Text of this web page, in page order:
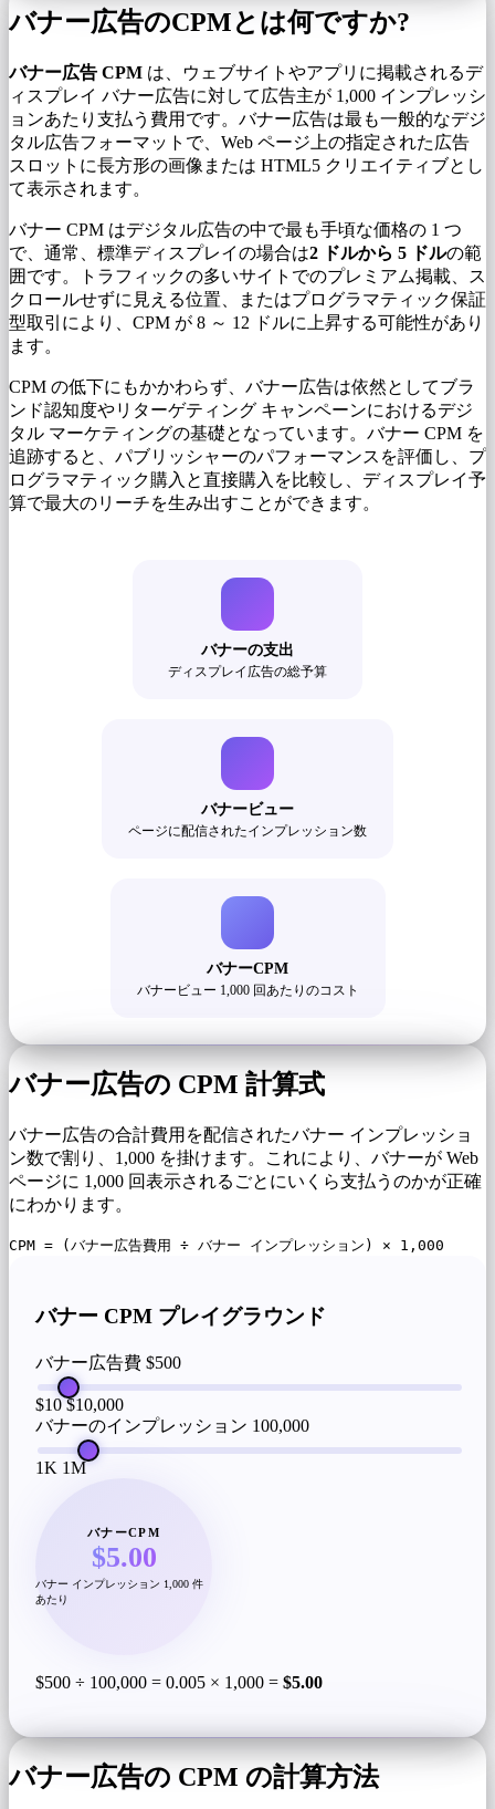
インプレッション数
バナー広告のCPMとは何ですか?
バナー広告 CPM は、ウェブサイトやアプリに掲載されるデ
ィスプレイ バナー広告に対して広告主が 1,000 インプレッシ
ョンあたり支払う費用です。バナー広告は最も一般的なデジ
タル広告フォーマットで、Web ページ上の指定された広告
スロットに長方形の画像または HTML5 クリエイティブとし
て表示されます。
バナー CPM はデジタル広告の中で最も手頃な価格の 1 つ
で、通常、標準ディスプレイの場合は2 ドルから 5 ドルの範
囲です。トラフィックの多いサイトでのプレミアム掲載、ス
クロールせずに見える位置、またはプログラマティック保証
型取引により、CPM が 8 ～ 12 ドルに上昇する可能性があり
ます。
CPM の低下にもかかわらず、バナー広告は依然としてブラ
ンド認知度やリターゲティング キャンペーンにおけるデジ
タル マーケティングの基礎となっています。バナー CPM を
追跡すると、パブリッシャーのパフォーマンスを評価し、プ
ログラマティック購入と直接購入を比較し、ディスプレイ予
算で最大のリーチを生み出すことができます。
バナーの支出
ディスプレイ広告の総予算
バナービュー
ページに配信されたインプレッション数
バナーCPM
バナービュー 1,000 回あたりのコスト
バナー広告の CPM 計算式
バナー広告の合計費用を配信されたバナー インプレッショ
ン数で割り、1,000 を掛けます。これにより、バナーが Web
ページに 1,000 回表示されるごとにいくら支払うのかが正確
にわかります。
CPM = (バナー広告費用 ÷ バナー インプレッション) × 1,000
バナー CPM プレイグラウンド
バナー広告費 $500
$10 $10,000
バナーのインプレッション 100,000
1K 1M
バナーCPM
$5.00
バナー インプレッション 1,000 件
あたり
$500 ÷ 100,000 = 0.005 × 1,000 = $5.00
バナー広告の CPM の計算方法